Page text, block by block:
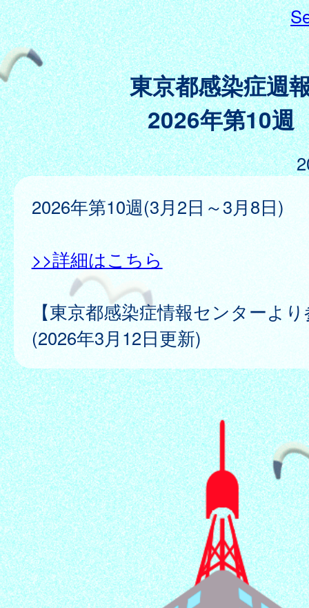
東京都感染症週
2026年第10週
2026年第10週(3月2日～3月8日)
>>詳細はこちら
【東京都感染症情報センターよ
(2026年3月12日更新)